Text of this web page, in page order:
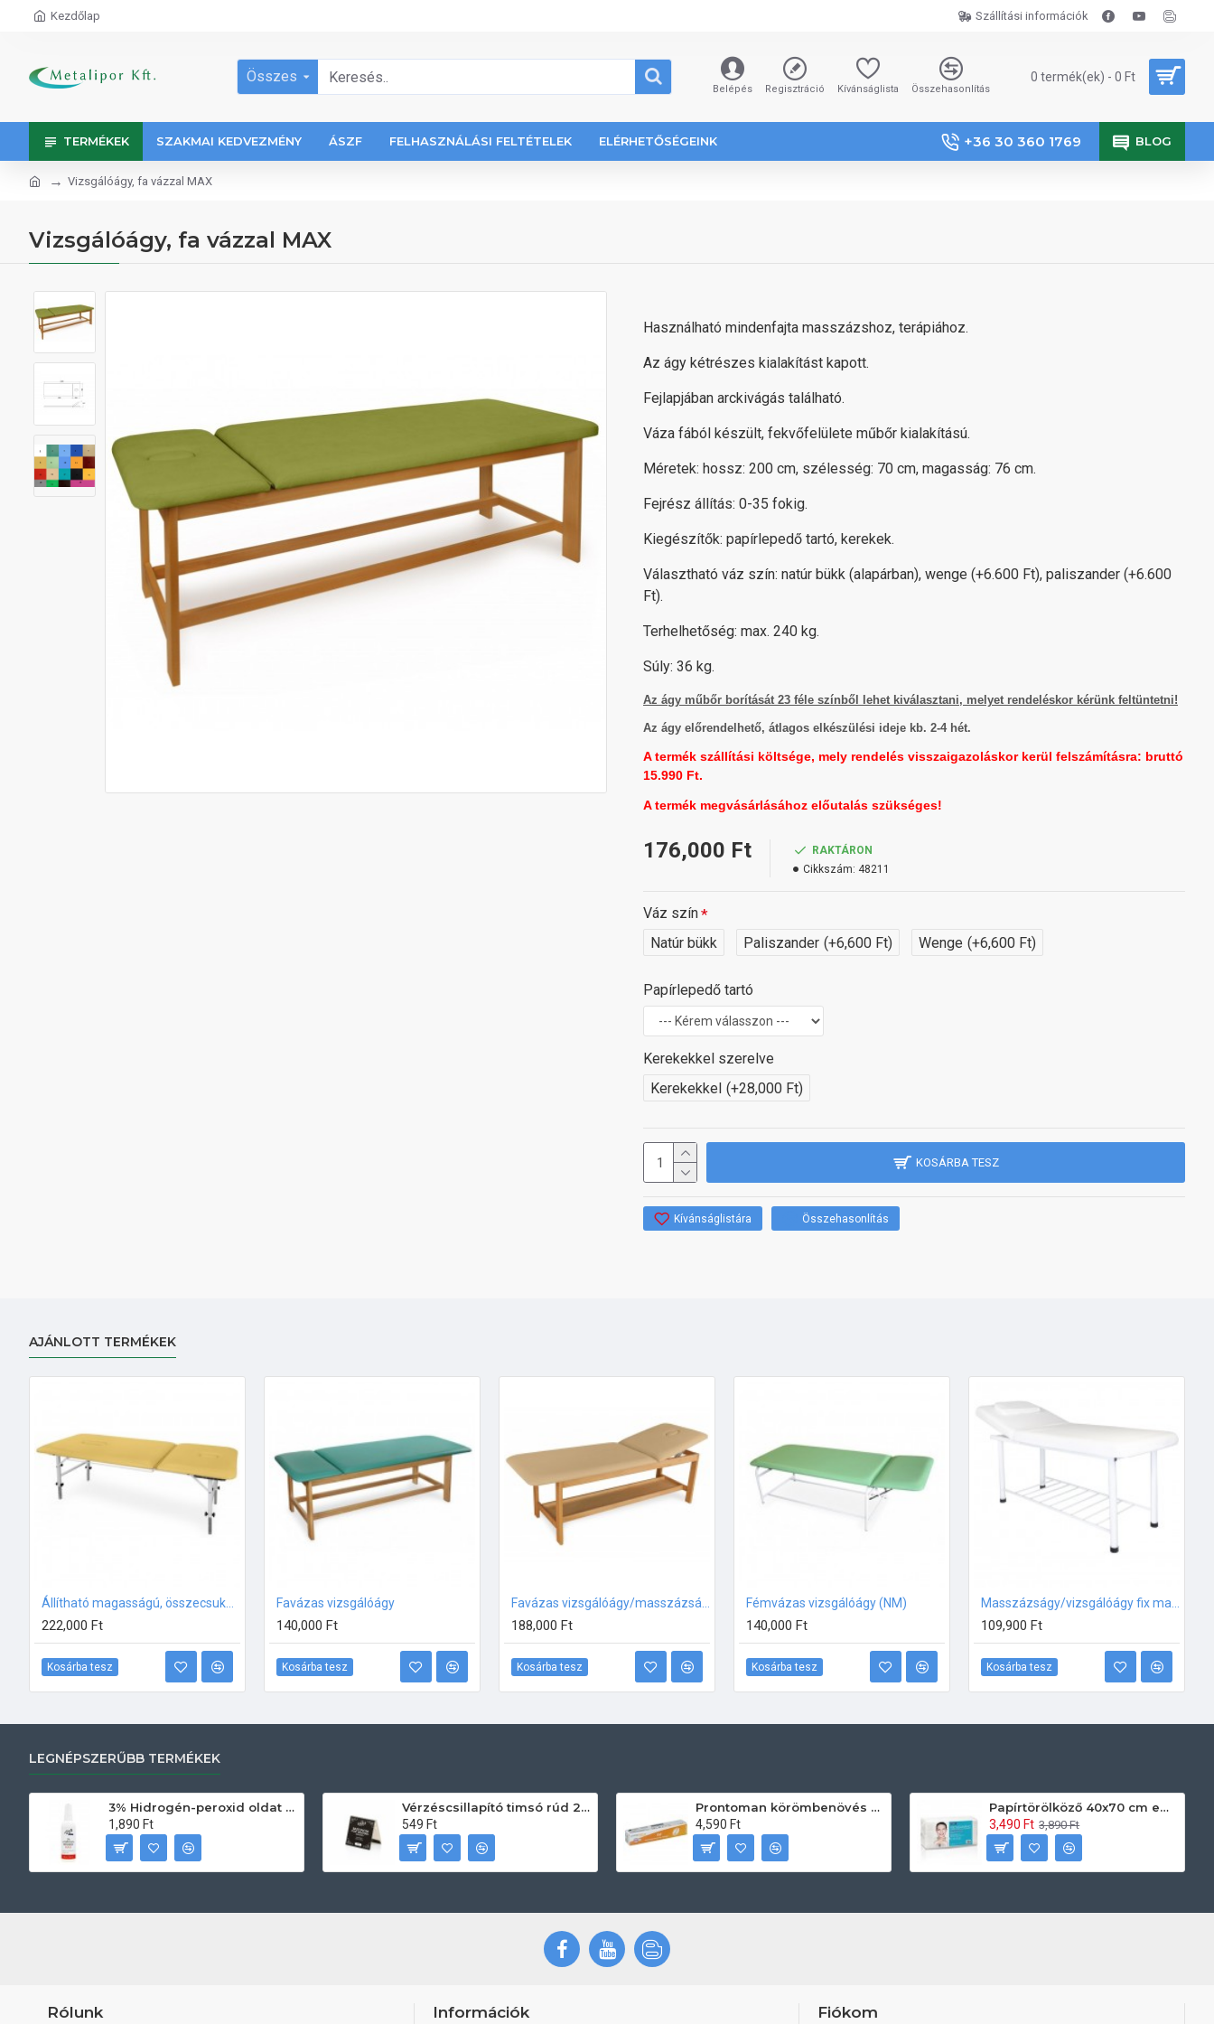
Kezdőlap Szállítási információk
Összes
Belépés Regisztráció Kívánságlista Összehasonlítás
0 termék(ek) - 0 Ft
TERMÉKEK SZAKMAI KEDVEZMÉNY ÁSZF FELHASZNÁLÁSI FELTÉTELEK ELÉRHETŐSÉGEINK +36 30 360 1769 BLOG
Vizsgálóágy, fa vázzal MAX
Vizsgálóágy, fa vázzal MAX
Használható mindenfajta masszázshoz, terápiához.
Az ágy kétrészes kialakítást kapott.
Fejlapjában arckivágás található.
Váza fából készült, fekvőfelülete műbőr kialakítású.
Méretek: hossz: 200 cm, szélesség: 70 cm, magasság: 76 cm.
Fejrész állítás: 0-35 fokig.
Kiegészítők: papírlepedő tartó, kerekek.
Választható váz szín: natúr bükk (alapárban), wenge (+6.600 Ft), paliszander (+6.600
Ft).
Terhelhetőség: max. 240 kg.
Súly: 36 kg.
Az ágy műbőr borítását 23 féle színből lehet kiválasztani, melyet rendeléskor kérünk feltüntetni!
Az ágy előrendelhető, átlagos elkészülési ideje kb. 2-4 hét.
A termék szállítási költsége, mely rendelés visszaigazoláskor kerül felszámításra: bruttó
15.990 Ft.
A termék megvásárlásához előutalás szükséges!
176,000 Ft
RAKTÁRON
Cikkszám: 48211
Váz szín
Natúr bükk
Paliszander (+6,600 Ft) Wenge (+6,600 Ft)
Papírlepedő tartó
Kerekekkel szerelve
Kerekekkel (+28,000 Ft)
KOSÁRBA TESZ
Kívánságlistára Összehasonlítás
AJÁNLOTT TERMÉKEK
222,000 Ft
Kosárba tesz
Favázas vizsgálóágy
140,000 Ft
Kosárba tesz
188,000 Ft
Kosárba tesz
Fémvázas vizsgálóágy (NM)
140,000 Ft
Kosárba tesz
109,900 Ft
Kosárba tesz
LEGNÉPSZERŰBB TERMÉKEK
3% Hidrogén-peroxid oldat (sebfertőtlenítő) 100ml
1,890 Ft
Vérzéscsillapító timsó rúd 20db
549 Ft
Prontoman körömbenövés kezelő gél tamponáláshoz 20 ml
4,590 Ft
Papírtörölköző 40x70 cm egyszerhasználatos 60db/csomag
3,490 Ft 3,890 Ft
Rólunk Információk Fiókom